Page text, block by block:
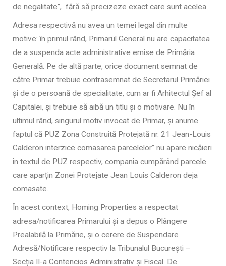
de negalitate”, fără să precizeze exact care sunt acelea.
Adresa respectivă nu avea un temei legal din multe
motive: în primul rând, Primarul General nu are capacitatea
de a suspenda acte administrative emise de Primăria
Generală. Pe de altă parte, orice document semnat de
către Primar trebuie contrasemnat de Secretarul Primăriei
și de o persoană de specialitate, cum ar fi Arhitectul Șef al
Capitalei, și trebuie să aibă un titlu și o motivare. Nu în
ultimul rând, singurul motiv invocat de Primar, și anume
faptul că PUZ Zona Construită Protejată nr. 21 Jean-Louis
Calderon interzice comasarea parcelelor” nu apare nicăieri
în textul de PUZ respectiv, compania cumpărând parcele
care aparțin Zonei Protejate Jean Louis Calderon deja
comasate.
În acest context, Homing Properties a respectat
adresa/notificarea Primarului și a depus o Plângere
Prealabilă la Primărie, și o cerere de Suspendare
Adresă/Notificare respectiv la Tribunalul București –
Secția II-a Contencios Administrativ și Fiscal. De